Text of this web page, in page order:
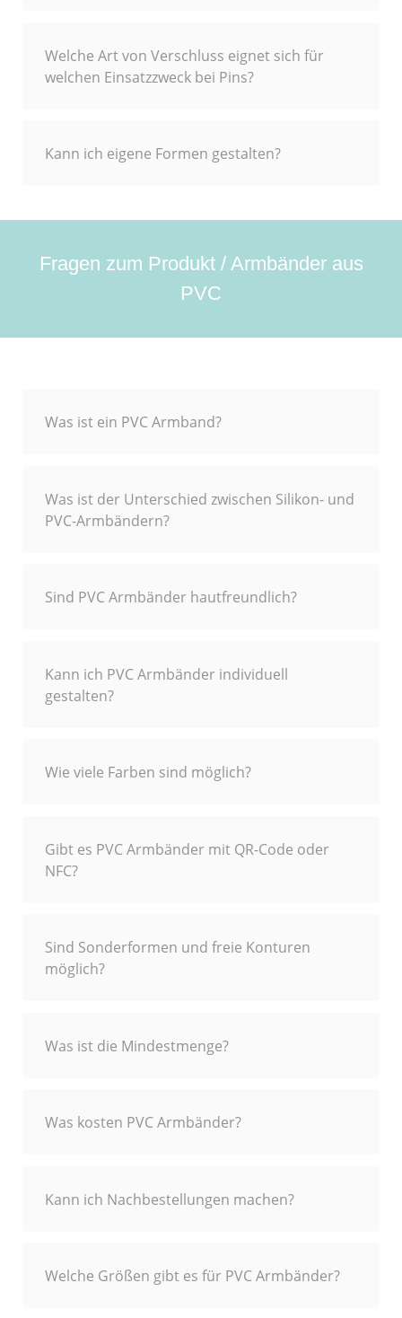
Welche Art von Verschluss eignet sich für
welchen Einsatzzweck bei Pins?
Kann ich eigene Formen gestalten?
Fragen zum Produkt / Armbänder aus
PVC
Was ist ein PVC Armband?
Was ist der Unterschied zwischen Silikon- und
PVC-Armbändern?
Sind PVC Armbänder hautfreundlich?
Kann ich PVC Armbänder individuell
gestalten?
Wie viele Farben sind möglich?
Gibt es PVC Armbänder mit QR-Code oder
NFC?
Sind Sonderformen und freie Konturen
möglich?
Was ist die Mindestmenge?
Was kosten PVC Armbänder?
Kann ich Nachbestellungen machen?
Welche Größen gibt es für PVC Armbänder?